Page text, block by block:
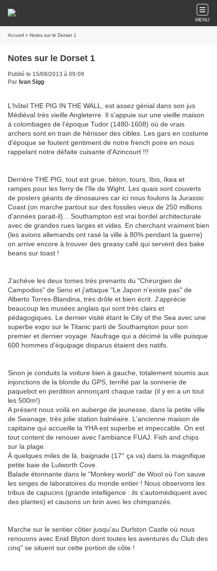
MENU
Accueil » Notes sur le Dorset 1
Notes sur le Dorset 1
Publié le 15/08/2013 à 09:09
Par Ivan Sigg
L'hôtel THE PIG IN THE WALL, est assez génial dans son jus
Médiéval très vieille Angleterre. Il s'appuie sur une vieille maison
à colombages de l'époque Tudor (1480-1608) où de vrais
archers sont en train de hérisser des cibles. Les gars en costume
d'époque se foutent gentiment de notre french poire en nous
rappelant notre défaite cuisante d'Azincourt !!!
Derrière THE PIG, tout est grue, béton, tours, Ibis, Ikea et
rampes pour les ferry de l'île de Wight. Les quais sont couverts
de posters géants de dinosaures car ici nous foulons la Jurassic
Coast (on marche partout sur des fossiles vieux de 250 millions
d'années parait-il)... Southampton est vrai bordel architecturale
avec de grandes rues larges et vides. En cherchant vraiment bien
(les avions allemands ont rasé la ville à 80% pendant la guerre)
on arrive encore à trouver des greasy café qui servent des bake
beans sur toast !
J'achève les deux tomes très prenants du "Chirurgien de
Campodios" de Seno et j'attaque "Le Japon n'existe pas" de
Alberto Torres-Blandina, très drôle et bien écrit. J'apprécie
beaucoup les musées anglais qui sont très clairs et
pédagogiques. Le dernier visité étant le City of the Sea avec une
superbe expo sur le Titanic parti de Southampton pour son
premier et dernier voyage. Naufrage qui a décimé la ville puisque
600 hommes d'équipage disparus étaient des natifs.
Sinon je conduits la voiture bien à gauche, totalement soumis aux
injonctions de la blonde du GPS, terrifié par la sonnerie de
paquebot en perdition annonçant chaque radar (il y en a un tout
les 500m!)
A présent nous voilà en auberge de jeunesse, dans la petite ville
de Swanage, très jolie station balnéaire. L'ancienne maison de
capitaine qui accueille la YHA est superbe et impeccable. On est
tout content de renouer avec l'ambiance FUAJ. Fish and chips
sur la plage.
À quelques miles de là, baignade (17° ça va) dans la magnifique
petite baie de Lulworth Cove.
Balade étonnante dans le "Monkey world" de Wool où l'on sauve
les singes de laboratoires du monde entier ! Nous observons les
tribus de capucins (grande intelligence : ils s'automédiquent avec
des plantes) et causons un brin avec les chimpanzés.
Marche sur le sentier côtier jusqu'au Durlston Castle où nous
renouons avec Enid Blyton dont toutes les aventures du Club des
cinq" se situent sur cette portion de côte !